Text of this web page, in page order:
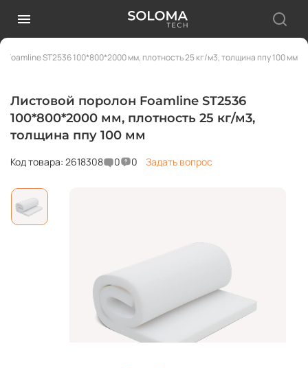
Foamline ST2536 100*800*2000 мм, плотность 25 кг/м3, толщина ппу 100 мм
Листовой поролон Foamline ST2536
100*800*2000 мм, плотность 25 кг/м3,
толщина ппу 100 мм
Код товара: 2618308 0 0 Задать вопрос